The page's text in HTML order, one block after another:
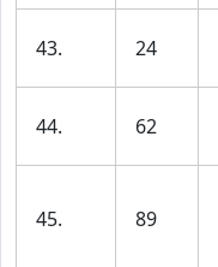
43. 24
44. 62
45. 89